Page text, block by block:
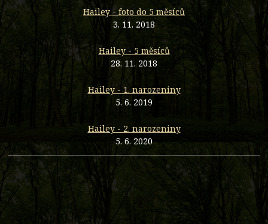
Hailey - foto do 5 měsíců
3. 11. 2018
Hailey - 5 měsíců
28. 11. 2018
Hailey - 1. narozeniny
5. 6. 2019
Hailey - 2. narozeniny
5. 6. 2020